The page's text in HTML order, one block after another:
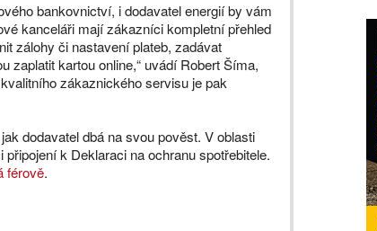
bankovnictví, i dodavatel energií by vám
kanceláři mají zákazníci kompletní přehled
zálohy či nastavení plateb, zadávat
zaplatit kartou online,“ uvádí Robert Šíma,
zákaznického servisu je pak
dodavatel dbá na svou pověst. V oblasti
k Deklaraci na ochranu spotřebitele.
férově.